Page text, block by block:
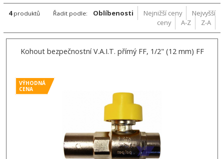
4 produktů Řadit podle: Oblíbenosti Nejnižší ceny
Nejvyšší
ceny
A-Z Z-A
Kohout bezpečnostní V.A.I.T. přímý FF, 1/2" (12 mm) FF
VÝHODNÁ
CENA